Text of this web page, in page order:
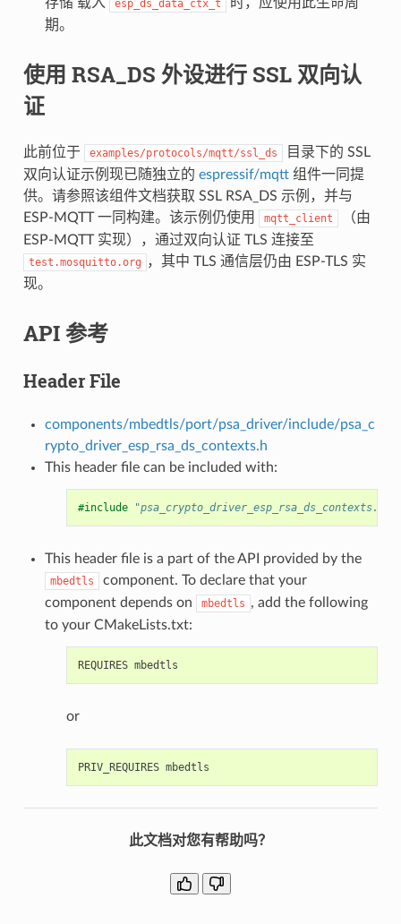
esp_ds_data_ctx_t
期。
使用 RSA_DS 外设进行 SSL 双向认
证
此前位于 examples/protocols/mqtt/ssl_ds
目录下的 SSL
双向认证示例现已随独立的 espressif/mqtt组件一同提
供。请参照该组件文档获取 SSL RSA_DS 示例，并与
ESP-MQTT 一同构建。该示例仍使用
mqtt_client
（由
ESP-MQTT 实现），通过双向认证 TLS 连接至
test.mosquitto.org
，其中 TLS 通信层仍由 ESP-TLS 实
现。
API 参考
Header File
components/mbedtls/port/psa_driver/include/psa_c
rypto_driver_esp_rsa_ds_contexts.h
This header file can be included with:
#include "psa_crypto_driver_esp_rsa_ds_contexts.h"
This header file is a part of the API provided by the
mbedtls
component. To declare that your
component depends on
mbedtls , add the following
to your CMakeLists.txt:
or
此文档对您有帮助吗？